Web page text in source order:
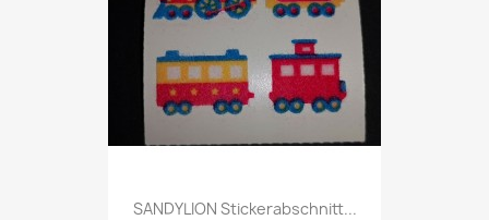
SANDYLION Stickerabschnitt...